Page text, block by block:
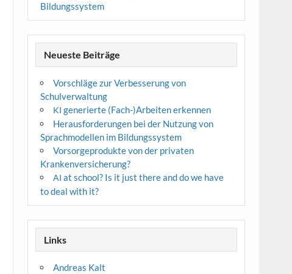
Bildungssystem
Neueste Beiträge
Vorschläge zur Verbesserung von
Schulverwaltung
KI generierte (Fach-)Arbeiten erkennen
Herausforderungen bei der Nutzung von
Sprachmodellen im Bildungssystem
Vorsorgeprodukte von der privaten
Krankenversicherung?
AI at school? Is it just there and do we have
to deal with it?
Links
Andreas Kalt